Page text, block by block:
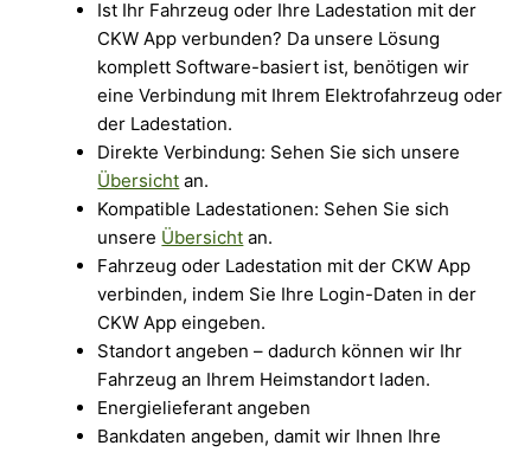
Ist Ihr Fahrzeug oder Ihre Ladestation mit der
CKW App verbunden? Da unsere Lösung
komplett Software-basiert ist, benötigen wir
eine Verbindung mit Ihrem Elektrofahrzeug oder
der Ladestation.
Direkte Verbindung: Sehen Sie sich unsere
Übersicht an.
Kompatible Ladestationen: Sehen Sie sich
unsere Übersicht an.
Fahrzeug oder Ladestation mit der CKW App
verbinden, indem Sie Ihre Login-Daten in der
CKW App eingeben.
Standort angeben – dadurch können wir Ihr
Fahrzeug an Ihrem Heimstandort laden.
Energielieferant angeben
Bankdaten angeben, damit wir Ihnen Ihre